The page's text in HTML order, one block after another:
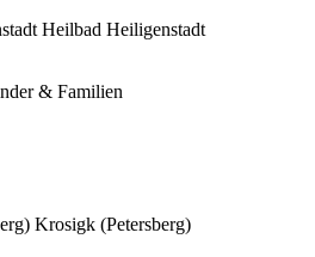
Heilbad Heiligenstadt
& Familien
Krosigk (Petersberg)